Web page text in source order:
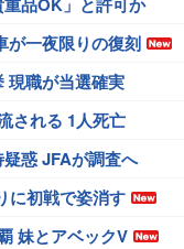
が一夜限りの復刻
現職が当選確実
される 1人死亡
惑 JFAが調査へ
に初戦で姿消す
妹とアベックV